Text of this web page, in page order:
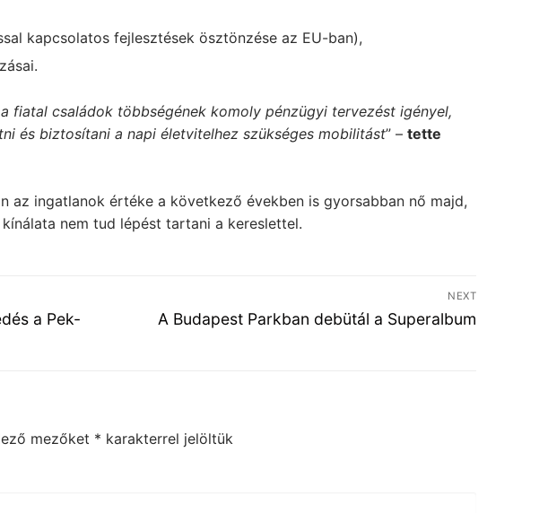
kapcsolatos fejlesztések ösztönzése az EU-ban),
fiatal családok többségének komoly pénzügyi tervezést igényel,
és biztosítani a napi életvitelhez szükséges mobilitást” – tette
az ingatlanok értéke a következő években is gyorsabban nő majd,
nem tud lépést tartani a kereslettel.
a Pek-
NEXT
Next
A Budapest Parkban debütál a Superalbum
mezőket * karakterrel jelöltük